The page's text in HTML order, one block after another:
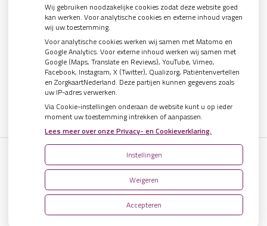
De sleutel tot blijvend afvallen? Dat doe je volgens onderzoek veel
effectiever samen
Spoedeisende hulp zag dit weekend meer mensen met heup- en
polsbreuken binnenkomen
Een recept voor een wandeling: waarom Erasmus MC patiënten het
park in stuurt
Uw Zorg Online|Beheer
Privacy verklaring|Cookie-instellingen|Voorwaarden
Wij gebruiken noodzakelijke cookies zodat deze website goed
kan werken. Voor analytische cookies en externe inhoud vragen
wij uw toestemming.
Voor analytische cookies werken wij samen met Matomo en
Google Analytics. Voor externe inhoud werken wij samen met
Google (Maps, Translate en Reviews), YouTube, Vimeo,
Facebook, Instagram, X (Twitter), Qualizorg, Patiëntenvertellen
en ZorgkaartNederland. Deze partijen kunnen gegevens zoals
uw IP-adres verwerken.
Via Cookie-instellingen onderaan de website kunt u op ieder
moment uw toestemming intrekken of aanpassen.
Lees meer over onze Privacy- en Cookieverklaring.
Instellingen
Weigeren
Accepteren